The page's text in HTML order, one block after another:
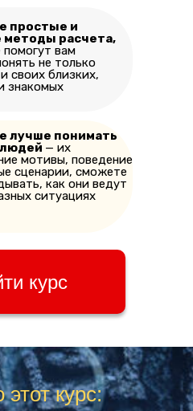
курс
простые и
методы расчета,
вам
не только
своих близких,
знакомых
лучше понимать
— их
мотивы, поведение
сценарии, сможете
как они ведут
ситуациях
этот курс: